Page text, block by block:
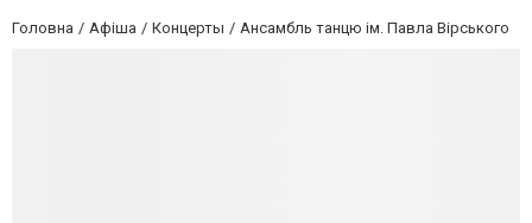
Головна Афіша Концерты Ансамбль танцю ім. Павла Вірського